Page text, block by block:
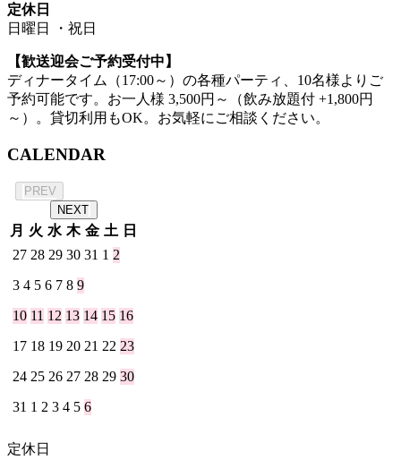
定休日
日曜日 ・祝日
【歓送迎会ご予約受付中】
ディナータイム（17:00～）の各種パーティ、10名様よりご
予約可能です。お一人様 3,500円～（飲み放題付 +1,800円
～）。貸切利用もOK。お気軽にご相談ください。
CALENDAR
PREV
NEXT
月 火 水 木 金 土 日
27 28 29 30 31 1 2
3 4 5 6 7 8 9
10 11 12 13 14 15 16
17 18 19 20 21 22 23
24 25 26 27 28 29 30
31 1 2 3 4 5 6
定休日